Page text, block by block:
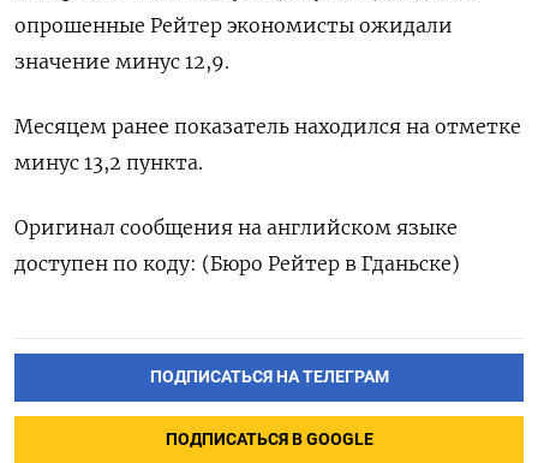
опрошенные Рейтер экономисты ⁠ожидали
‍значение минус 12,‌9.
Месяцем ранее показатель находился на отметке
минус 13,‍2 пункта.
Оригинал ‍сообщения на английском ‍языке
доступен по коду: (Бюро ⁠Рейтер в Гданьске)
ПОДПИСАТЬСЯ НА ТЕЛЕГРАМ
ПОДПИСАТЬСЯ В GOOGLE